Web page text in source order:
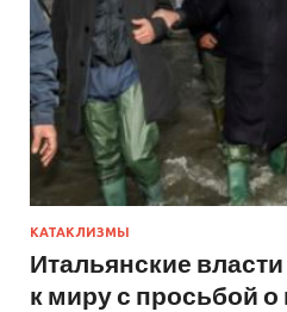
КАТАКЛИЗМЫ
Итальянские
к миру с просьбой